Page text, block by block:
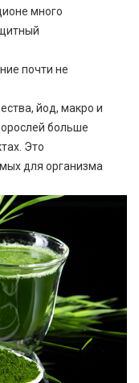
много
почти не
йод, макро и
больше
Это
для организма